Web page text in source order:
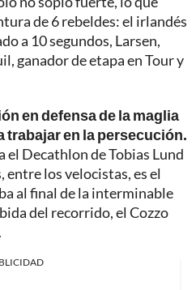
de 6 rebeldes: el irlandés
a 10 segundos, Larsen,
ganador de etapa en Tour y
en defensa de la maglia
trabajar en la persecución.
el Decathlon de Tobias Lund
entre los velocistas, es el
al final de la interminable
del recorrido, el Cozzo